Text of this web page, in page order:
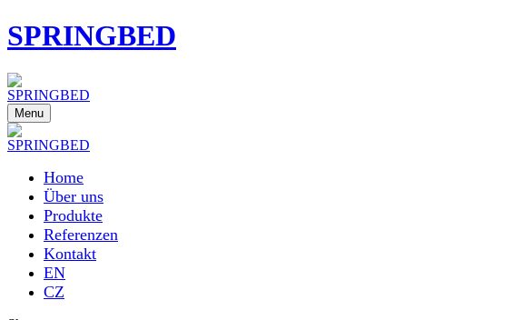
SPRINGBED
Menu
Home
Über uns
Produkte
Referenzen
Kontakt
EN
CZ